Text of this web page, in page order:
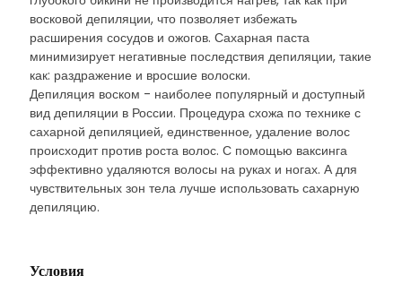
восковой депиляции, что позволяет избежать
расширения сосудов и ожогов. Сахарная паста
минимизирует негативные последствия депиляции, такие
как: раздражение и вросшие волоски.
Депиляция воском - наиболее популярный и доступный
вид депиляции в России. Процедура схожа по технике с
сахарной депиляцией, единственное, удаление волос
происходит против роста волос. С помощью ваксинга
эффективно удаляются волосы на руках и ногах. А для
чувствительных зон тела лучше использовать сахарную
депиляцию.
Условия